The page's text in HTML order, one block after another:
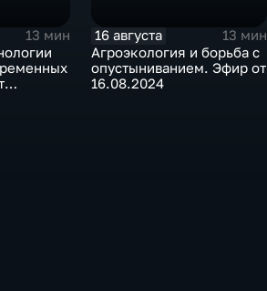
13 мин
16 августа
13 мин
Агроэкология и борьба с
опустыниванием. Эфир от
16.08.2024